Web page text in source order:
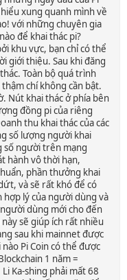
xung quanh mình về
với những chuyên gia
để khai thác pi?
khu vực, bạn chỉ có thể
giới thiệu. Sau khi đăng
Toàn bộ quá trình
chí không cần bật.
Nút khai thác ở phía bên
đồng pi của riêng
thu khai thác của các
số lượng người khai
số người trên mạng
hành vô thời hạn,
phần thưởng khai
và sẽ rất khó để có
lý của người dùng và
dùng mới cho đến
sẽ giúp ích rất nhiều
sau khi mainnet được
Pi Coin có thể được
1 năm =
Ka-shing phải mất 68